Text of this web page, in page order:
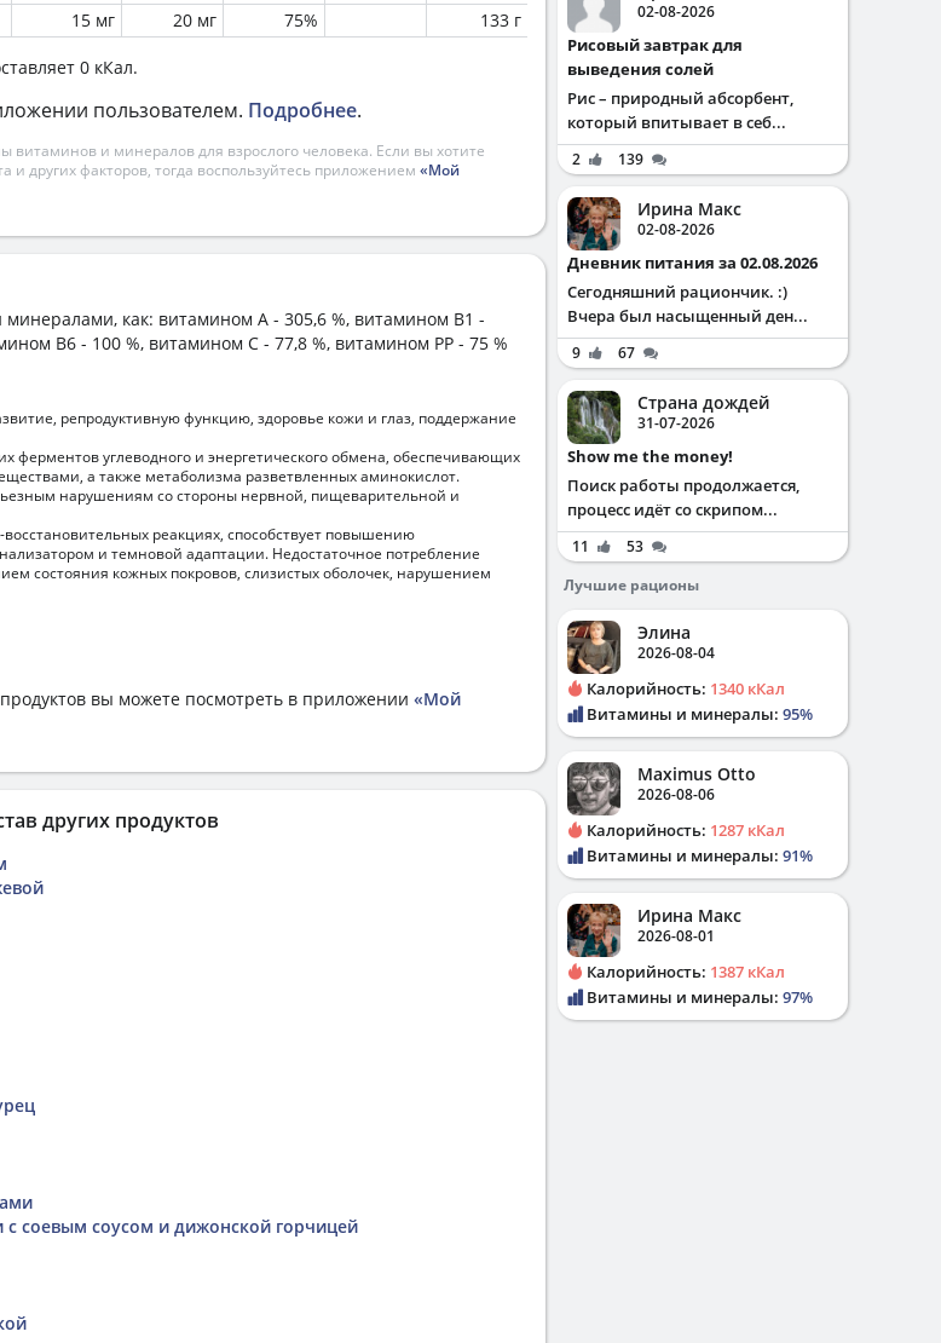
15 мг 20 мг 75% 133 г
0 кКал.
пользователем. Подробнее.
и минералов для взрослого человека. Если вы хотите
и других факторов, тогда воспользуйтесь приложением «Мой
как: витамином А - 305,6 %, витамином B1 -
B6 - 100 %, витамином C - 77,8 %, витамином PP - 75 %
репродуктивную функцию, здоровье кожи и глаз, поддержание
ферментов углеводного и энергетического обмена, обеспечивающих
а также метаболизма разветвленных аминокислот.
нарушениям со стороны нервной, пищеварительной и
восстановительных реакциях, способствует повышению
и темновой адаптации. Недостаточное потребление
состояния кожных покровов, слизистых оболочек, нарушением
вы можете посмотреть в приложении «Мой
других продуктов
соевым соусом и дижонской горчицей
02-08-2026
Рисовый завтрак для
выведения солей
Рис – природный абсорбент,
который впитывает в себ...
2 139
Ирина Макс
02-08-2026
Дневник питания за 02.08.2026
Сегодняшний рациончик. :)
Вчера был насыщенный ден...
9 67
Страна дождей
31-07-2026
Show me the money!
Поиск работы продолжается,
процесс идёт со скрипом...
11
53
Лучшие рационы
Элина
2026-08-04
Калорийность: 1340 кКал
Витамины и минералы: 95%
Maximus Otto
2026-08-06
Калорийность: 1287 кКал
Витамины и минералы: 91%
Ирина Макс
2026-08-01
Калорийность: 1387 кКал
Витамины и минералы: 97%